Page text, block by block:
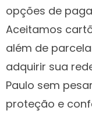
opções de
Aceitamos
além de
adquirir sua
Paulo sem
proteção e